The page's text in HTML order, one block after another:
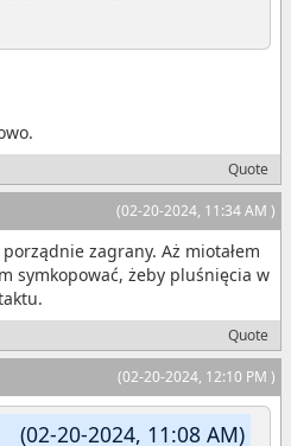
Quote
(02-20-2024, 11:34 AM )
zagrany. Aż miotałem
symkopować, żeby pluśnięcia w
Quote
(02-20-2024, 12:10 PM )
(02-20-2024, 11:08 AM)